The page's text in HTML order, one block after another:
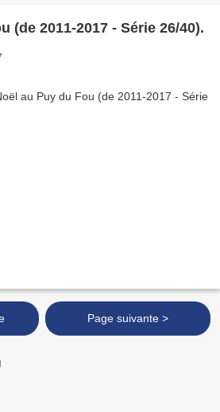
(de 2011-2017 - Série 26/40).
Page suivante >